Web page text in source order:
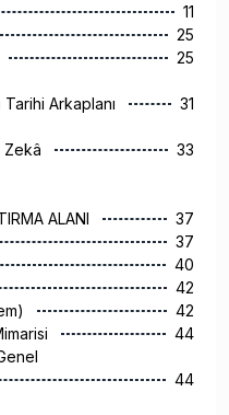
11
25
25
Arkaplanı
31
Zekâ
33
ALANI
37
37
40
42
42
44
44